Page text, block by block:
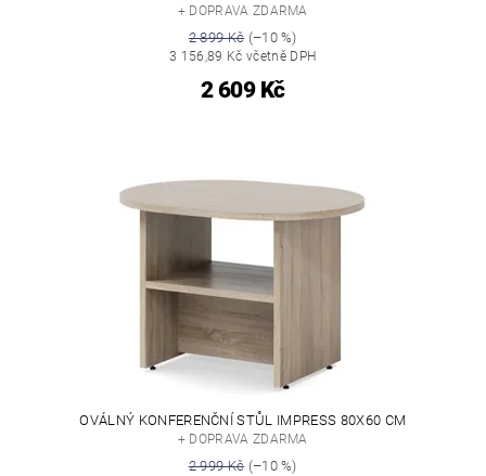
+ DOPRAVA ZDARMA
2 899 Kč(–10 %)
3 156,89 Kč včetně DPH
2 609 Kč
OVÁLNÝ KONFERENČNÍ STŮL IMPRESS 80X60 CM
+ DOPRAVA ZDARMA
2 999 Kč(–10 %)